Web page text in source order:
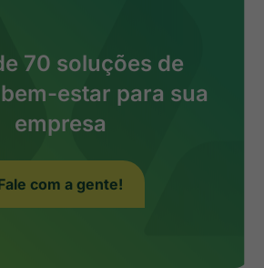
70 soluções de
estar para sua
empresa
com a gente!